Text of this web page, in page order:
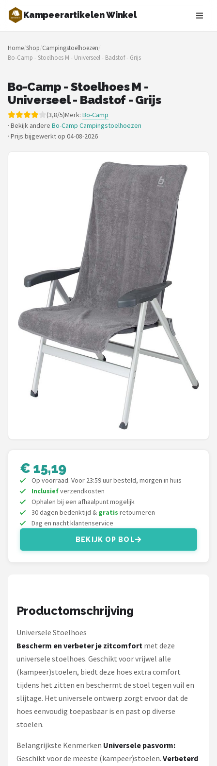
Kampeerartikelen Winkel
Zoeken
NAVIGATIE
Merken
Blog
Tenten
POPULAIRE MERKEN
Intex
Eurotrail
Camp
LifeGoods
Bo-Camp
Gimeg
Campingaz
Quechua
Alle merken →
Home/Shop/Campingstoelhoezen/
Bo-Camp - Stoelhoes M - Universeel - Badstof - Grijs
Bo-Camp - Stoelhoes M -
Universeel - Badstof - Grijs
(3,8/5)Merk: Bo-Camp
· Bekijk andere Bo-Camp Campingstoelhoezen
· Prijs bijgewerkt op 04-08-2026
€ 15,19
Op voorraad. Voor 23:59 uur besteld, morgen in huis
Inclusiefverzendkosten
Ophalen bij een afhaalpunt mogelijk
30 dagen bedenktijd & gratis retourneren
Dag en nacht klantenservice
BEKIJK OP BOL
Productomschrijving
Universele Stoelhoes
Bescherm en verbeter je zitcomfort met deze
universele stoelhoes. Geschikt voor vrijwel alle
(kampeer)stoelen, biedt deze hoes extra comfort
tijdens het zitten en beschermt de stoel tegen vuil en
slijtage. Het universele ontwerp zorgt ervoor dat de
hoes eenvoudig toepasbaar is en past op diverse
stoelen.
Belangrijkste Kenmerken Universele pasvorm:
Geschikt voor de meeste (kampeer)stoelen. Verbeterd